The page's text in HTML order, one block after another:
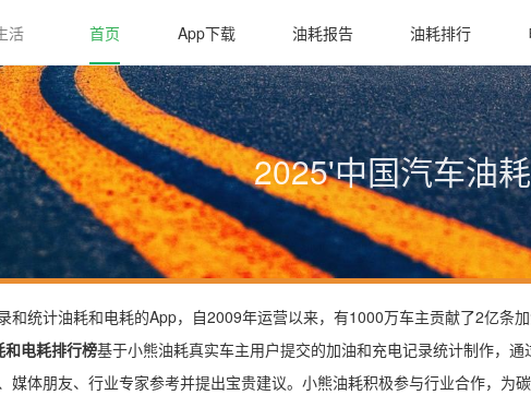
活 首页 App下载 油耗报告 油耗排行
2025'中国汽车油
和统计油耗和电耗的App，自2009年运营以来，有1000万车主贡献了2亿条
和电耗排行榜基于小熊油耗真实车主用户提交的加油和充电记录统计制作，
媒体朋友、行业专家参考并提出宝贵建议。小熊油耗积极参与行业合作，为